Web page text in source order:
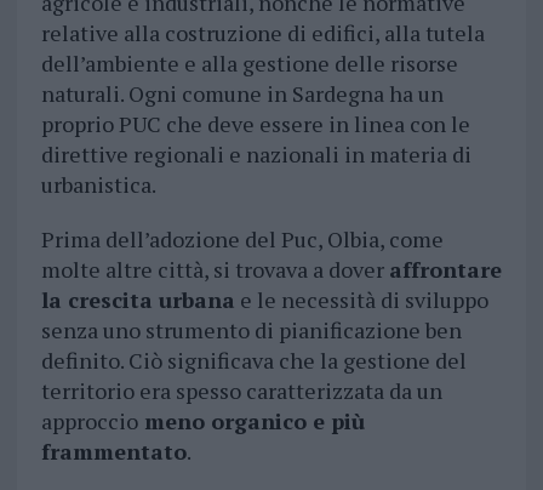
relative alla costruzione di edifici, alla tutela
dell’ambiente e alla gestione delle risorse
naturali. Ogni comune in Sardegna ha un
proprio PUC che deve essere in linea con le
direttive regionali e nazionali in materia di
urbanistica.
Prima dell’adozione del Puc, Olbia, come
molte altre città, si trovava a dover affrontare
la crescita urbana e le necessità di sviluppo
senza uno strumento di pianificazione ben
definito. Ciò significava che la gestione del
territorio era spesso caratterizzata da un
approcciomeno organico e più
frammentato.